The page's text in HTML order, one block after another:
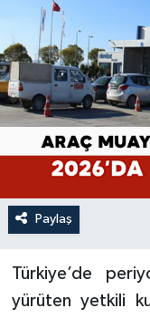
Paylaş
Türkiye’de
yürüten yetkili